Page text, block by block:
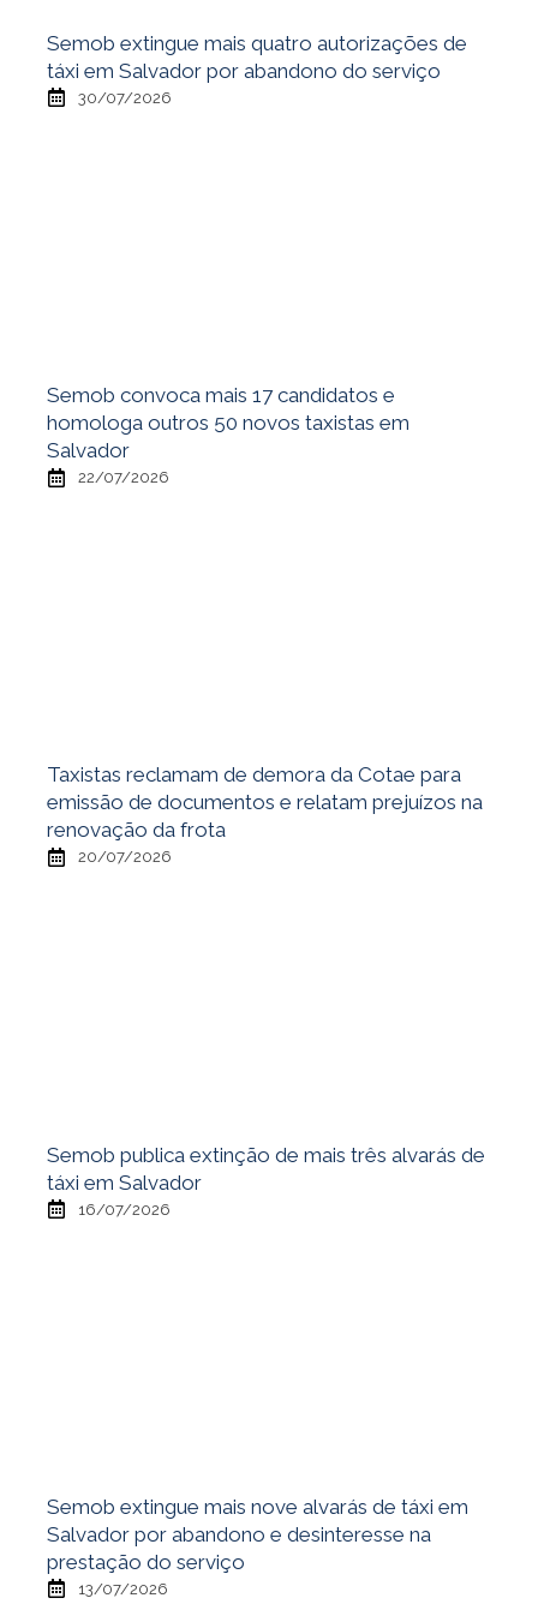
Semob extingue mais quatro autorizações de
táxi em Salvador por abandono do serviço
30/07/2026
Semob convoca mais 17 candidatos e
homologa outros 50 novos taxistas em
Salvador
22/07/2026
Taxistas reclamam de demora da Cotae para
emissão de documentos e relatam prejuízos na
renovação da frota
20/07/2026
Semob publica extinção de mais três alvarás de
táxi em Salvador
16/07/2026
Semob extingue mais nove alvarás de táxi em
Salvador por abandono e desinteresse na
prestação do serviço
13/07/2026